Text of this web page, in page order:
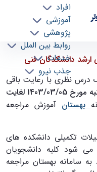
افراد
آموزشی
پژوهشی
روابط بین الملل
خدمات
جذب نیرو
دوم سال تحصیلی
ارشد دانشکدگان فنی
نظری با رعایت باقی
روز شنبه مورخ 1403/03/05 لغایت
بهستان آموزش مراجعه
تکمیلی دانشکده های
می شود کلیه دانشجویان
سامانه بهستان مراجعه